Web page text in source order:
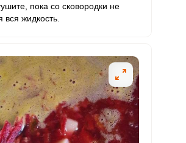
пока со сковородки не
вся жидкость.